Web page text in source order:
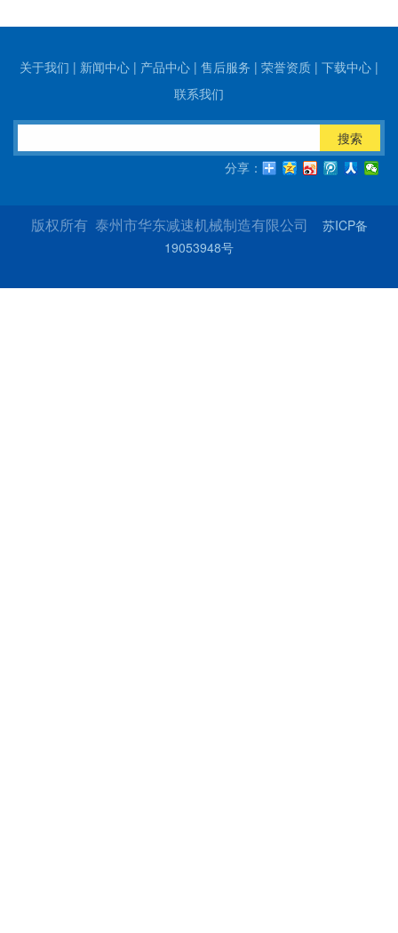
关于我们 | 新闻中心 | 产品中心 | 售后服务 | 荣誉资质 | 下载中心 |
联系我们
搜索
分享：
版权所有 泰州市华东减速机械制造有限公司 苏ICP备
19053948号